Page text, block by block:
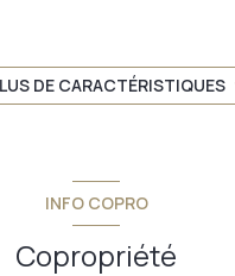
2ème
visiophone
DE CARACTÉRISTIQUES
INFO COPRO
Copropriété